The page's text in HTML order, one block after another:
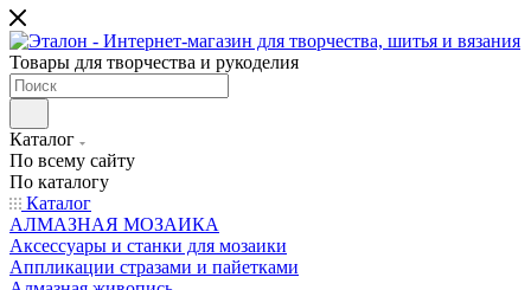
Товары для творчества и рукоделия
Каталог
По всему сайту
По каталогу
Каталог
АЛМАЗНАЯ МОЗАИКА
Аксессуары и станки для мозаики
Аппликации стразами и пайетками